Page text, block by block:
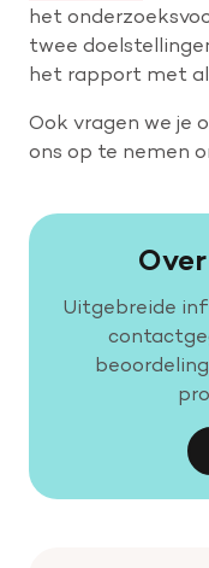
het
twee
het rapport met
Ook vragen we je
ons op te nemen
Uitgebreide